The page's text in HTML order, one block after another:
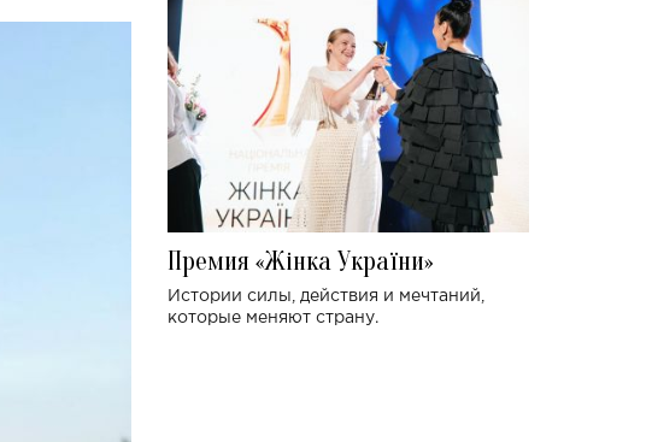
Премия «Жінка України»
Истории силы, действия и мечтаний,
которые меняют страну.